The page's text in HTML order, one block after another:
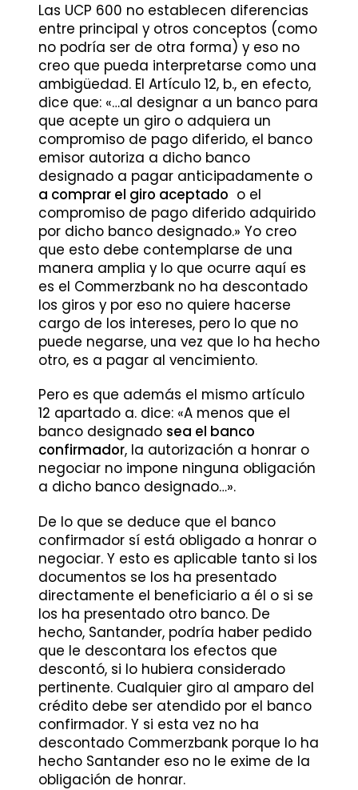
Las UCP 600 no establecen diferencias
entre principal y otros conceptos (como
no podría ser de otra forma) y eso no
creo que pueda interpretarse como una
ambigüedad. El Artículo 12, b., en efecto,
dice que: «…al designar a un banco para
que acepte un giro o adquiera un
compromiso de pago diferido, el banco
emisor autoriza a dicho banco
designado a pagar anticipadamente o
a comprar el giro aceptado o el
compromiso de pago diferido adquirido
por dicho banco designado.» Yo creo
que esto debe contemplarse de una
manera amplia y lo que ocurre aquí es
es el Commerzbank no ha descontado
los giros y por eso no quiere hacerse
cargo de los intereses, pero lo que no
puede negarse, una vez que lo ha hecho
otro, es a pagar al vencimiento.
Pero es que además el mismo artículo
12 apartado a. dice: «A menos que el
banco designado sea el banco
confirmador, la autorización a honrar o
negociar no impone ninguna obligación
a dicho banco designado…».
De lo que se deduce que el banco
confirmador sí está obligado a honrar o
negociar. Y esto es aplicable tanto si los
documentos se los ha presentado
directamente el beneficiario a él o si se
los ha presentado otro banco. De
hecho, Santander, podría haber pedido
que le descontara los efectos que
descontó, si lo hubiera considerado
pertinente. Cualquier giro al amparo del
crédito debe ser atendido por el banco
confirmador. Y si esta vez no ha
descontado Commerzbank porque lo ha
hecho Santander eso no le exime de la
obligación de honrar.